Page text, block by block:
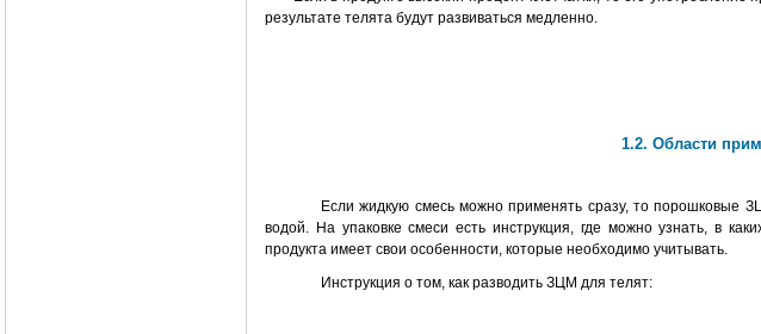
результате телята будут развиваться медленно.
1.2. Области
Если жидкую смесь можно применять сразу, то порошковые
водой. На упаковке смеси есть инструкция, где можно узнать, в
продукта имеет свои особенности, которые необходимо учитывать.
Инструкция о том, как разводить ЗЦМ для телят: